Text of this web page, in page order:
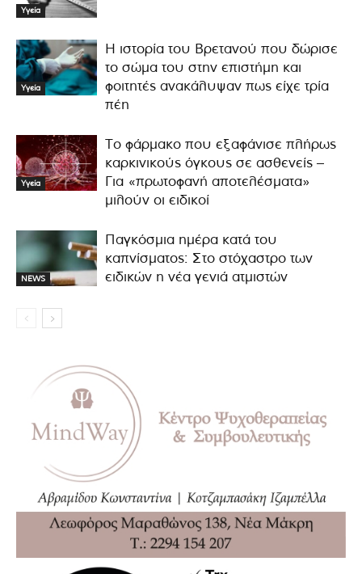
Υγεία
Υγεία
Η ιστορία του Βρετανού που δώρισε
το σώμα του στην επιστήμη και
φοιτητές ανακάλυψαν πως είχε τρία
πέη
Υγεία
Το φάρμακο που εξαφάνισε πλήρως
καρκινικούς όγκους σε ασθενείς –
Για «πρωτοφανή αποτελέσματα»
μιλούν οι ειδικοί
NEWS
Παγκόσμια ημέρα κατά του
καπνίσματος: Στο στόχαστρο των
ειδικών η νέα γενιά ατμιστών